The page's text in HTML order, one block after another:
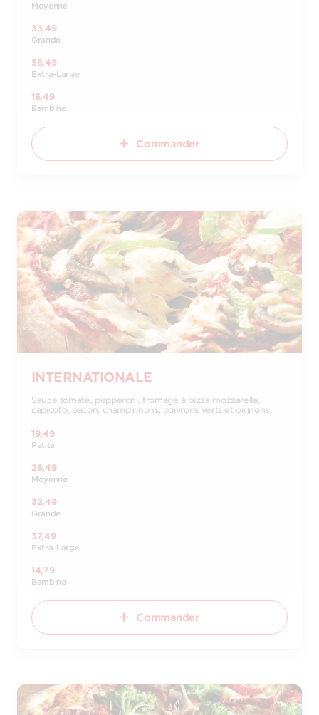
Moyenne
33,49
Grande
38,49
Extra-Large
16,49
Bambino
Commander
INTERNATIONALE
Sauce tomate, pepperoni, fromage à pizza mozzarella,
capicollo, bacon, champignons, poivrons verts et oignons.
19,49
Petite
26,49
Moyenne
32,49
Grande
37,49
Extra-Large
14,79
Bambino
Commander